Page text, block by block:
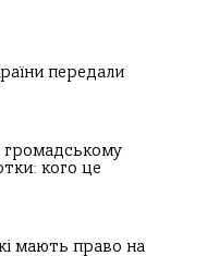
передали
громадському
кого це
мають право на